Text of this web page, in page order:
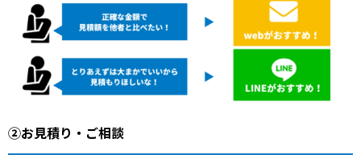
②お見積り・ご相談